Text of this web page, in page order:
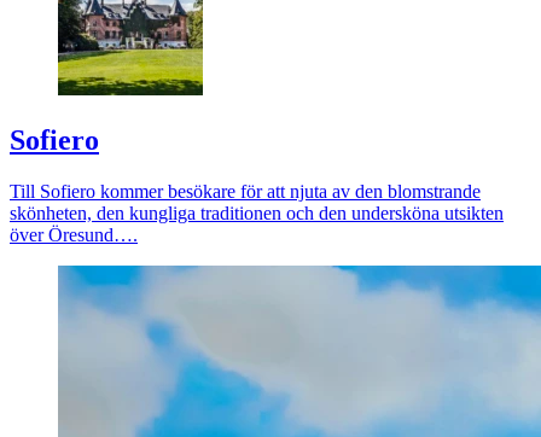
Sofiero
Till Sofiero kommer besökare för att njuta av den blomstrande
skönheten, den kungliga traditionen och den undersköna utsikten
över Öresund….